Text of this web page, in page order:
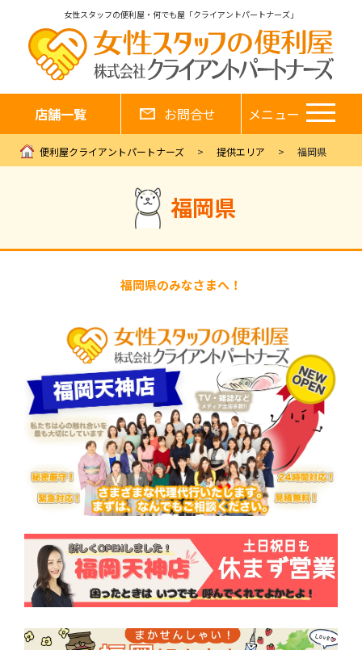
女性スタッフの便利屋・何でも屋「クライアントパートナーズ」
店舗一覧 お問合せ メニュー
便利屋クライアントパートナーズ 提供エリア 福岡県
福岡県
福岡県のみなさまへ！